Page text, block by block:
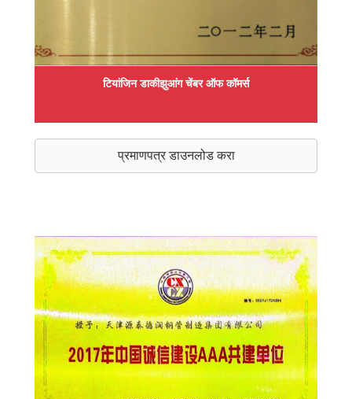
टियांजिन डाकीझुआंग चेंबर ऑफ कॉमर्स
प्रमाणपत्र डाउनलोड करा